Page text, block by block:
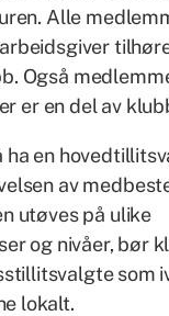
Alle
Også
er en del av
ha en
av
utøves på ulike
og nivåer, bør
som
lokalt.